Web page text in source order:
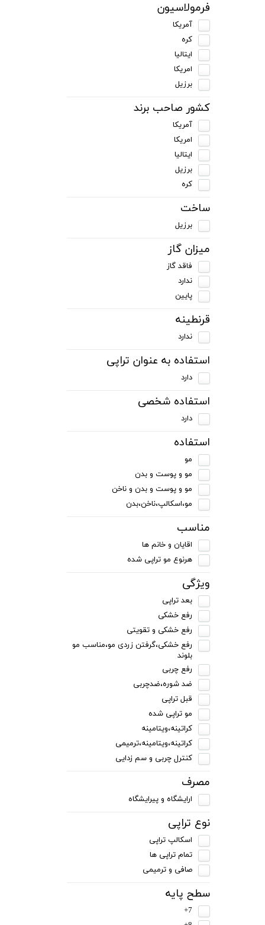
فرمولاسیون
آمریکا
کره
ایتالیا
امریکا
برزیل
کشور صاحب برند
آمریکا
امریکا
ایتالیا
برزیل
کره
ساخت
برزیل
میزان گاز
فاقد گاز
ندارد
پایین
قرنطینه
ندارد
استفاده به عنوان تراپی
دارد
استفاده شخصی
دارد
استفاده
مو
مو و پوست و بدن
مو و پوست و بدن و ناخن
مو،اسکالپ،ناخن،بدن
مناسب
اقایان و خانم ها
هرنوع مو تراپی شده
ویژگی
بعد تراپی
رفع خشکی
رفع خشکی و تقویتی
رفع خشکی،گرفتن زردی مو،مناسب مو
بلوند
رفع چربی
ضد شوره،ضدچربی
قبل تراپی
مو تراپی شده
کراتینه،ویتامینه
کراتینه،ویتامینه،ترمیمی
کنترل چربی و سم زدایی
مصرف
ارایشگاه و پیرایشگاه
نوع تراپی
اسکالپ تراپی
تمام تراپی ها
صافی و ترمیمی
سطح پایه
7+